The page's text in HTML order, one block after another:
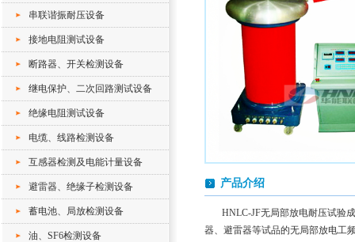
串联谐振耐压设备
接地电阻测试设备
断路器、开关检测设备
继电保护、二次回路测试设备
绝缘电阻测试设备
电缆、线路检测设备
互感器检测及电能计量设备
避雷器、绝缘子检测设备
蓄电池、局放检测设备
油、SF6检测设备
产品介绍
HNLC-JF无局部放电耐压试验
器、避雷器等试品的无局部放电工